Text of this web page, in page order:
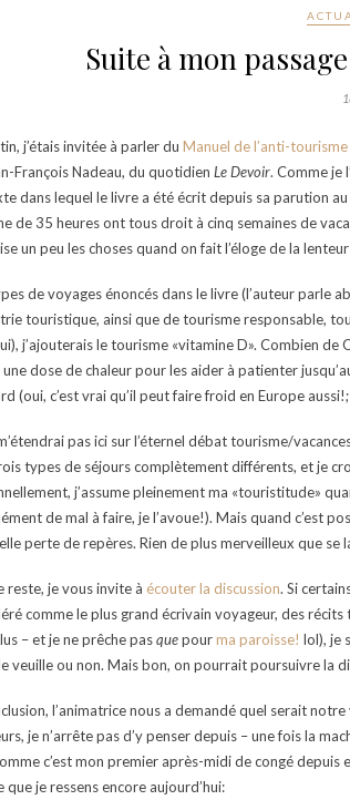
Suite à mon
j’étais invitée à parler du Manuel de l’anti-tourisme
François Nadeau, du quotidien Le Devoir. Comme je
dans lequel le livre a été écrit depuis sa parution au
de 35 heures ont tous droit à cinq semaines de
un peu les choses quand on fait l’éloge de la
de voyages énoncés dans le livre (l’auteur parle
touristique, ainsi que de tourisme responsable,
j’ajouterais le tourisme «vitamine D». Combien
une dose de chaleur pour les aider à patienter
(oui, c’est vrai qu’il peut faire froid en Europe
pas ici sur l’éternel débat tourisme/
types de séjours complètement différents, et je
j’assume pleinement ma «touristitude»
de mal à faire, je l’avoue!). Mais quand c’est
perte de repères. Rien de plus merveilleux que
reste, je vous invite à écouter la discussion. Si
comme le plus grand écrivain voyageur, des
– et je ne prêche pasquepourma paroisse! lol), je
veuille ou non. Mais bon, on pourrait poursuivre la
l’animatrice nous a demandé quel serait
je n’arrête pas d’y penser depuis – une fois la
c’est mon premier après-midi de congé
que je ressens encore aujourd’hui: